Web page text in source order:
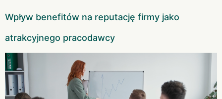
Wpływ benefitów na reputację firmy jako
atrakcyjnego pracodawcy